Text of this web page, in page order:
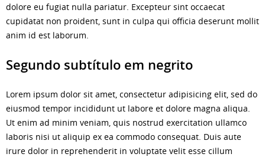
dolore eu fugiat nulla pariatur. Excepteur sint occaecat
cupidatat non proident, sunt in culpa qui officia deserunt mollit
anim id est laborum.
Segundo subtítulo em negrito
Lorem ipsum dolor sit amet, consectetur adipisicing elit, sed do
eiusmod tempor incididunt ut labore et dolore magna aliqua.
Ut enim ad minim veniam, quis nostrud exercitation ullamco
laboris nisi ut aliquip ex ea commodo consequat. Duis aute
irure dolor in reprehenderit in voluptate velit esse cillum